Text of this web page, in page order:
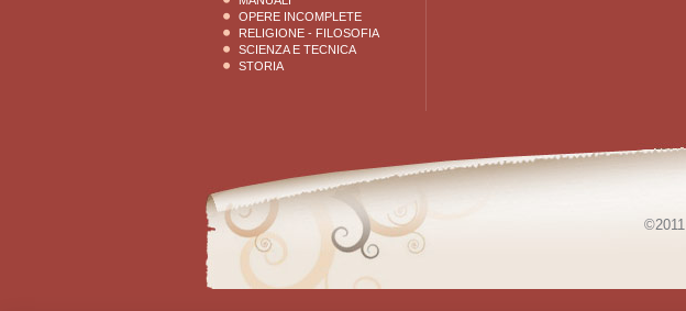
OPERE INCOMPLETE
RELIGIONE - FILOSOFIA
SCIENZA E TECNICA
STORIA